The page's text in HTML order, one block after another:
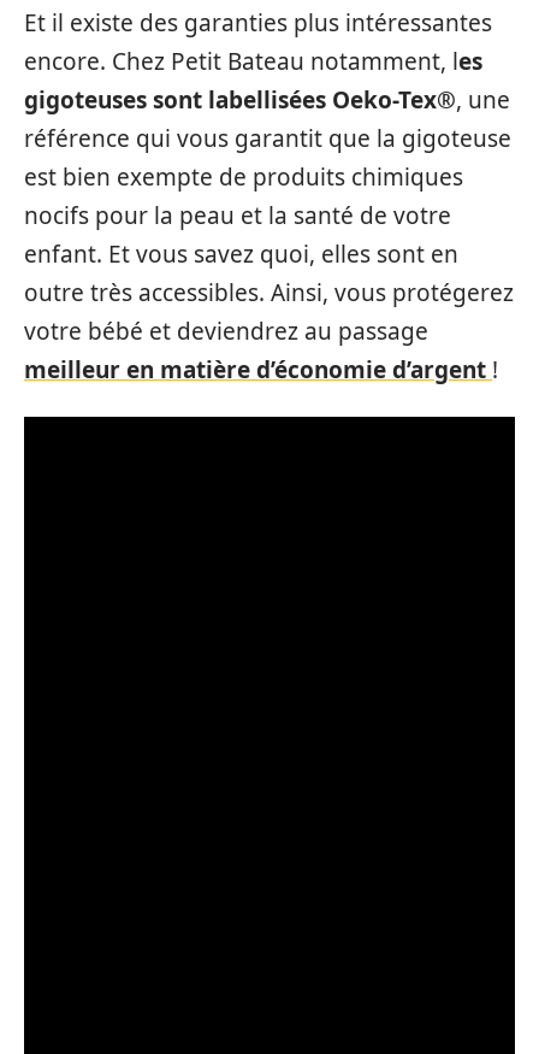
Et il existe des garanties plus intéressantes
encore. Chez Petit Bateau notamment, les
gigoteuses sont labellisées Oeko-Tex®, une
référence qui vous garantit que la gigoteuse
est bien exempte de produits chimiques
nocifs pour la peau et la santé de votre
enfant. Et vous savez quoi, elles sont en
outre très accessibles. Ainsi, vous protégerez
votre bébé et deviendrez au passage
meilleur en matière d’économie d’argent !